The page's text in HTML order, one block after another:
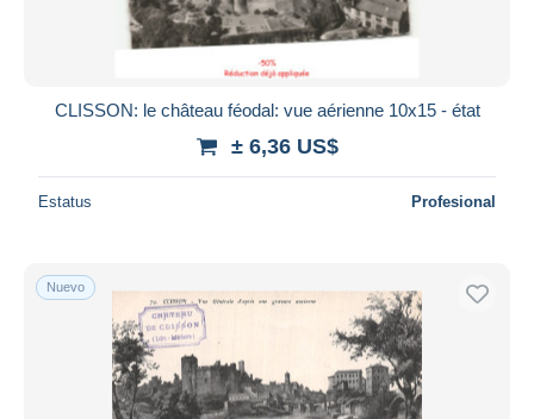
CLISSON: le château féodal: vue aérienne 10x15 - état
± 6,36 US$
Estatus Profesional
Nuevo